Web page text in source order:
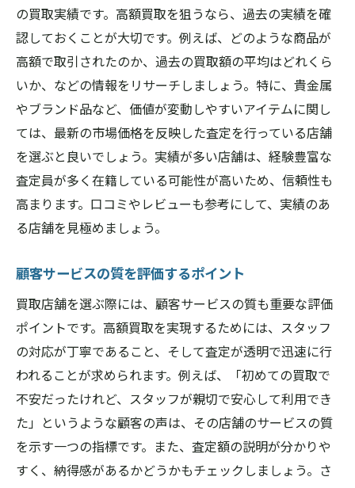
の買取実績です。高額買取を狙うなら、過去の実績を確
認しておくことが大切です。例えば、どのような商品が
高額で取引されたのか、過去の買取額の平均はどれくら
いか、などの情報をリサーチしましょう。特に、貴金属
やブランド品など、価値が変動しやすいアイテムに関し
ては、最新の市場価格を反映した査定を行っている店舗
を選ぶと良いでしょう。実績が多い店舗は、経験豊富な
査定員が多く在籍している可能性が高いため、信頼性も
高まります。口コミやレビューも参考にして、実績のあ
る店舗を見極めましょう。
顧客サービスの質を評価するポイント
買取店舗を選ぶ際には、顧客サービスの質も重要な評価
ポイントです。高額買取を実現するためには、スタッフ
の対応が丁寧であること、そして査定が透明で迅速に行
われることが求められます。例えば、「初めての買取で
不安だったけれど、スタッフが親切で安心して利用でき
た」というような顧客の声は、その店舗のサービスの質
を示す一つの指標です。また、査定額の説明が分かりや
すく、納得感があるかどうかもチェックしましょう。さ